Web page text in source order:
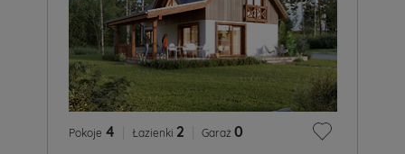
Pokoje 4 Łazienki 2 Garaż 0